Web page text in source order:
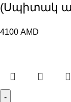
(Սպիտակ
4100 AMD